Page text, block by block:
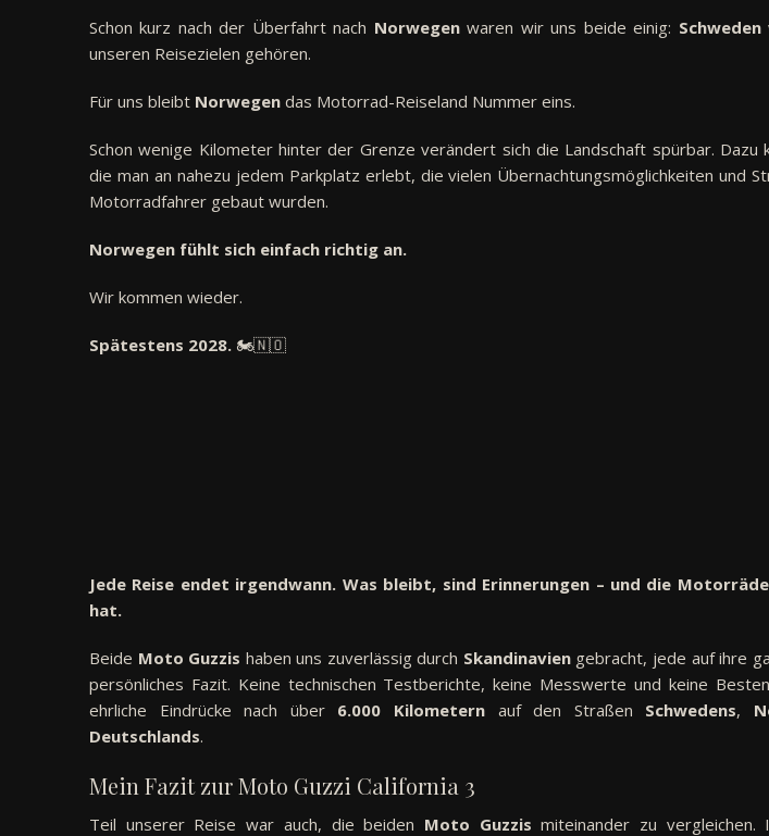
Schon kurz nach der Überfahrt nach Norwegenwaren wir uns beide einig: Schweden
unseren Reisezielen gehören.
Für uns bleibt Norwegen das Motorrad-Reiseland Nummer eins.
Schon wenige Kilometer hinter der Grenze verändert sich die Landschaft spürbar. Dazu
die man an nahezu jedem Parkplatz erlebt, die vielen Übernachtungsmöglichkeiten und
Motorradfahrer gebaut wurden.
Norwegen fühlt sich einfach richtig an.
Wir kommen wieder.
Spätestens 2028. 🏍️🇳🇴
Jede Reise endet irgendwann. Was bleibt, sind Erinnerungen – und die
hat.
Beide Moto Guzzis haben uns zuverlässig durch Skandinaviengebracht, jede auf ihre
persönliches Fazit. Keine technischen Testberichte, keine Messwerte und keine
ehrliche Eindrücke nach über 6.000 Kilometernauf den Straßen Schwedens,
Deutschlands.
Mein Fazit zur Moto Guzzi California 3
Teil unserer Reise war auch, die beiden Moto Guzzis miteinander zu